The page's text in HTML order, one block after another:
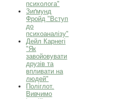
психолога"
Зиґмунд
Фройд "Вступ
до
психоаналізу"
Дейл Карнегі
"Як
завойовувати
друзів та
впливати на
людей"
Поліглот.
Вивчимо